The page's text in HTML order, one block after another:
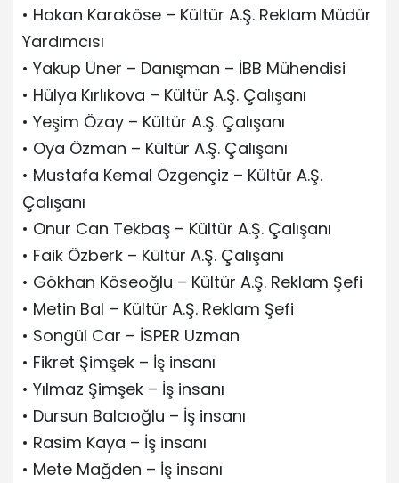
• Hakan Karaköse – Kültür A.Ş. Reklam Müdür
Yardımcısı
• Yakup Üner – Danışman – İBB Mühendisi
• Hülya Kırlıkova – Kültür A.Ş. Çalışanı
• Yeşim Özay – Kültür A.Ş. Çalışanı
• Oya Özman – Kültür A.Ş. Çalışanı
• Mustafa Kemal Özgençiz – Kültür A.Ş.
Çalışanı
• Onur Can Tekbaş – Kültür A.Ş. Çalışanı
• Faik Özberk – Kültür A.Ş. Çalışanı
• Gökhan Köseoğlu – Kültür A.Ş. Reklam Şefi
• Metin Bal – Kültür A.Ş. Reklam Şefi
• Songül Car – İSPER Uzman
• Fikret Şimşek – İş insanı
• Yılmaz Şimşek – İş insanı
• Dursun Balcıoğlu – İş insanı
• Rasim Kaya – İş insanı
• Mete Mağden – İş insanı